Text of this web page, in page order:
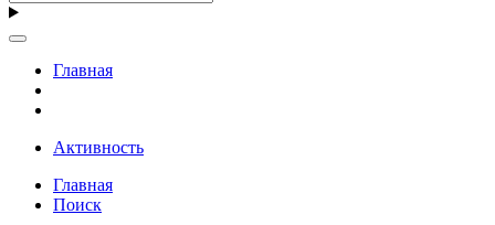
Главная
Активность
Главная
Поиск